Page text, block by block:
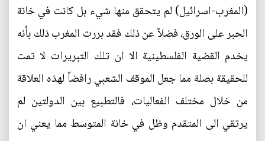
(المغرب-اسرائيل) لم يتحقق منها شيء بل كانت في خانة
الحبر على الورق، فضلاً عن ذلك فقد بررت المغرب ذلك بأنه
يخدم القضية الفلسطينية الا ان تلك التبريرات لا تمت
للحقيقة بصلة مما جعل الموقف الشعبي رافضاً لهذه العلاقة
من خلال مختلف الفعاليات، فالتطبيع بين الدولتين لم
يرتقي الى المتقدم وظل في خانة المتوسط مما يعني ان